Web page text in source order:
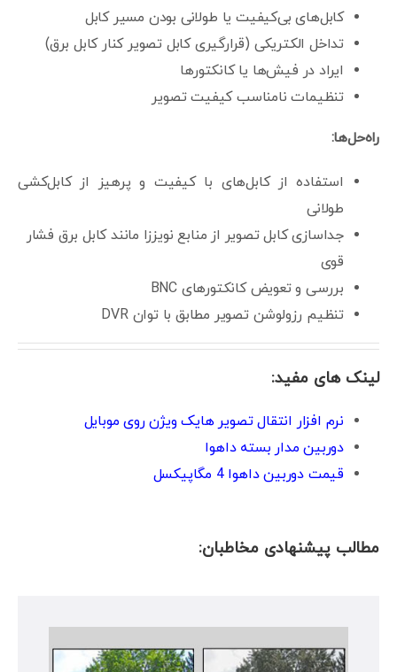
کابل‌های بی‌کیفیت یا طولانی بودن مسیر کابل
تداخل الکتریکی (قرارگیری کابل تصویر کنار کابل برق)
ایراد در فیش‌ها یا کانکتورها
تنظیمات نامناسب کیفیت تصویر
راه‌حل‌ها:
استفاده از کابل‌های با کیفیت و پرهیز از کابل‌کشی
طولانی
جداسازی کابل تصویر از منابع نویززا مانند کابل برق فشار
قوی
بررسی و تعویض کانکتورهای BNC
تنظیم رزولوشن تصویر مطابق با توان DVR
لینک های مفید:
نرم افزار انتقال تصویر هایک ویژن روی موبایل
دوربین مدار بسته داهوا
قیمت دوربین داهوا 4 مگاپیکسل
مطالب پیشنهادی مخاطبان: